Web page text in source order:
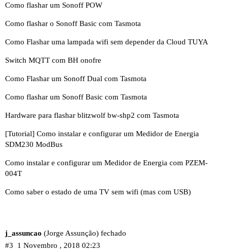
Como flashar um Sonoff POW
Como flashar o Sonoff Basic com Tasmota
Como Flashar uma lampada wifi sem depender da Cloud TUYA
Switch MQTT com BH onofre
Como Flashar um Sonoff Dual com Tasmota
Como flashar um Sonoff Basic com Tasmota
Hardware para flashar blitzwolf bw-shp2 com Tasmota
[Tutorial] Como instalar e configurar um Medidor de Energia
SDM230 ModBus
Como instalar e configurar um Medidor de Energia com PZEM-
004T
Como saber o estado de uma TV sem wifi (mas com USB)
j_assuncao (Jorge Assunção) fechado
1 Novembro , 2018 02:23
#3